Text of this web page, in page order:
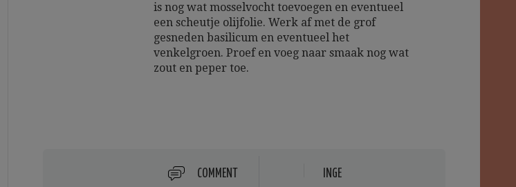
is nog wat mosselvocht toevoegen en eventueel
een scheutje olijfolie. Werk af met de grof
gesneden basilicum en eventueel het
venkelgroen. Proef en voeg naar smaak nog wat
zout en peper toe.
COMMENT INGE